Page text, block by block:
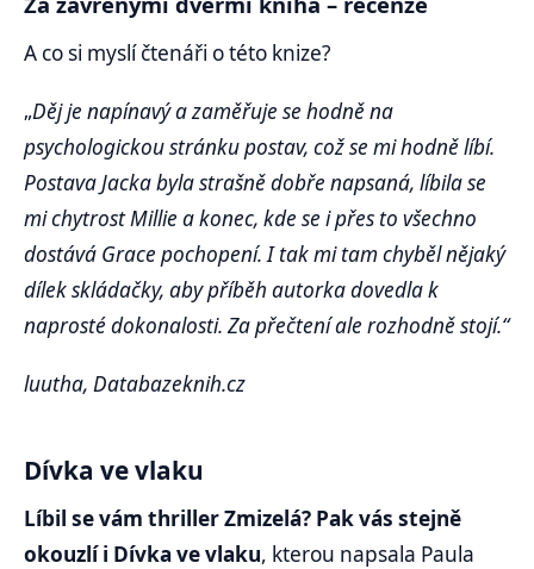
A co si myslí čtenáři o této knize?
„Děj je napínavý a zaměřuje se hodně na
psychologickou stránku postav, což se mi hodně líbí.
Postava Jacka byla strašně dobře napsaná, líbila se
mi chytrost Millie a konec, kde se i přes to všechno
dostává Grace pochopení. I tak mi tam chyběl nějaký
dílek skládačky, aby příběh autorka dovedla k
naprosté dokonalosti. Za přečtení ale rozhodně stojí.“
luutha, Databazeknih.cz
Dívka ve vlaku
Líbil se vám thriller Zmizelá? Pak vás stejně
okouzlí i Dívka ve vlaku, kterou napsala Paula